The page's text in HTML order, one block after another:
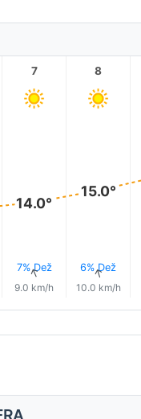
7
14.0°
7% Dež
↑
9.0 km/h
8
15.0°
6% Dež
↑
10.0 km/h